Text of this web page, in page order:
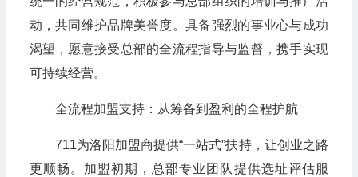
动，共同维护品牌美誉度。具备强烈的事业心与成功
渴望，愿意接受总部的全流程指导与监督，携手实现
可持续经营。
全流程加盟支持：从筹备到盈利的全程护航
711为洛阳加盟商提供“一站式”扶持，让创业之路
更顺畅。加盟初期，总部专业团队提供选址评估服